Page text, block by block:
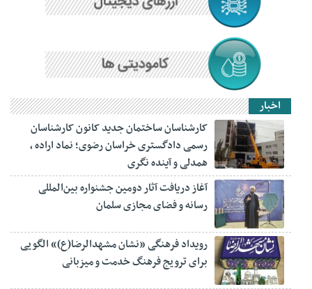
اخبار
کارشناسان ساختمان جدید کانون کارشناسان
رسمی دادگستری خراسان رضوی؛ نماد اراده ،
همدلی و آینده نگری
آغاز دریافت آثار دومین جشنواره بین‌المللی
رسانه و فضای مجازی سلمان
رویداد فرهنگی «نشان مشهدالرضا(ع)» الگویی
برای ترویج فرهنگ خدمت و میزبانی